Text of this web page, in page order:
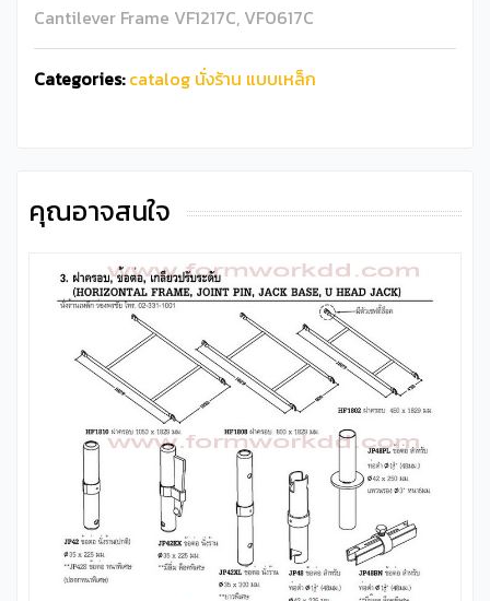
Cantilever Frame VF1217C, VF0617C
Categories: catalog นั่งร้าน แบบเหล็ก
คุณอาจสนใจ